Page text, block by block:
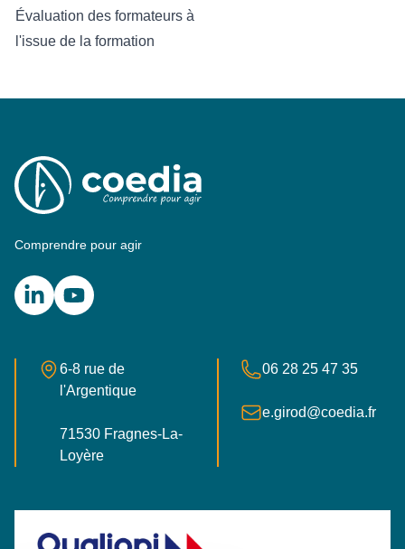
Évaluation des formateurs à
l'issue de la formation
Comprendre pour agir
LinkedInYouTube
Adresse postale
6-8 rue de
l'Argentique
71530 Fragnes-La-
LoyèreFrance
Numéro de téléphone
06 28 25 47 35
E-maile.girod@coedia.fr